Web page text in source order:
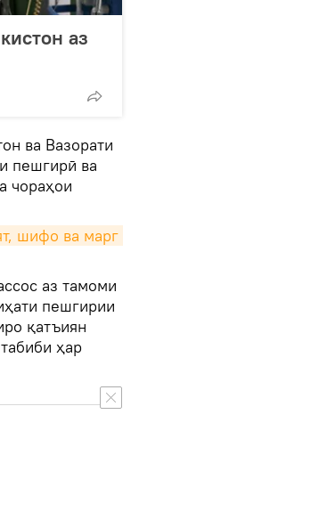
аз
ва Вазорати
пешгирӣ ва
чораҳои
шифо ва марг
аз тамоми
пешгирии
қатъиян
ҳар